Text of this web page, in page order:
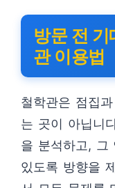
방문 전
관 이용법
철학관은 점집
는 곳이 아닙니
을 분석하고, 그
있도록 방향을